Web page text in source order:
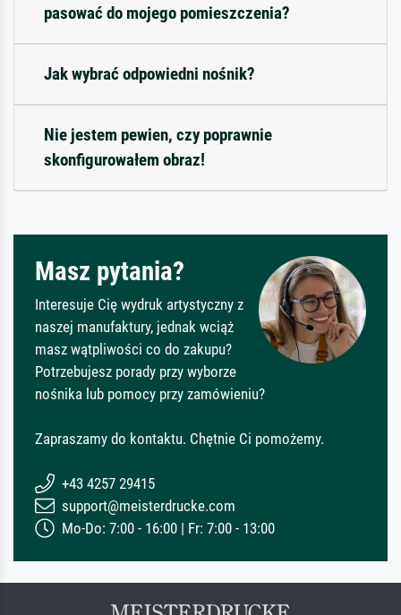
pasować do mojego pomieszczenia?
Jak wybrać odpowiedni nośnik?
Nie jestem pewien, czy poprawnie
skonfigurowałem obraz!
Masz pytania?
Interesuje Cię wydruk artystyczny z
naszej manufaktury, jednak wciąż
masz wątpliwości co do zakupu?
Potrzebujesz porady przy wyborze
nośnika lub pomocy przy zamówieniu?
Zapraszamy do kontaktu. Chętnie Ci pomożemy.
+43 4257 29415
support@meisterdrucke.com
Mo-Do: 7:00 - 16:00 | Fr: 7:00 - 13:00